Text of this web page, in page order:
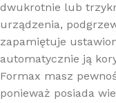
dwukrotnie lub
urządzenia,
zapamiętuje
automatycznie ją
Formax masz
ponieważ posiada